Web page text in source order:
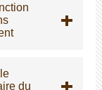
du